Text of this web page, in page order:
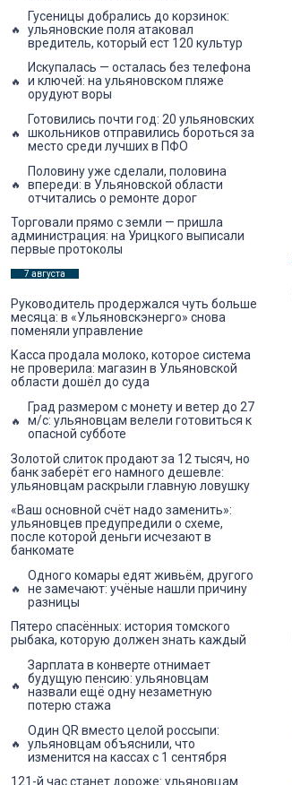
Гусеницы добрались до корзинок:
ульяновские поля атаковал
вредитель, который ест 120 культур
Искупалась — осталась без телефона
и ключей: на ульяновском пляже
орудуют воры
Готовились почти год: 20 ульяновских
школьников отправились бороться за
место среди лучших в ПФО
Половину уже сделали, половина
впереди: в Ульяновской области
отчитались о ремонте дорог
Торговали прямо с земли — пришла
администрация: на Урицкого выписали
первые протоколы
7 августа
Руководитель продержался чуть больше
месяца: в «Ульяновскэнерго» снова
поменяли управление
Касса продала молоко, которое система
не проверила: магазин в Ульяновской
области дошёл до суда
Град размером с монету и ветер до 27
м/с: ульяновцам велели готовиться к
опасной субботе
Золотой слиток продают за 12 тысяч, но
банк заберёт его намного дешевле:
ульяновцам раскрыли главную ловушку
«Ваш основной счёт надо заменить»:
ульяновцев предупредили о схеме,
после которой деньги исчезают в
банкомате
Одного комары едят живьём, другого
не замечают: учёные нашли причину
разницы
Пятеро спасённых: история томского
рыбака, которую должен знать каждый
Зарплата в конверте отнимает
будущую пенсию: ульяновцам
назвали ещё одну незаметную
потерю стажа
Один QR вместо целой россыпи:
ульяновцам объяснили, что
изменится на кассах с 1 сентября
121-й час станет дороже: ульяновцам